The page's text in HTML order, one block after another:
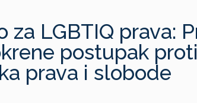
za LGBTIQ prava:
postupak
prava i slobode